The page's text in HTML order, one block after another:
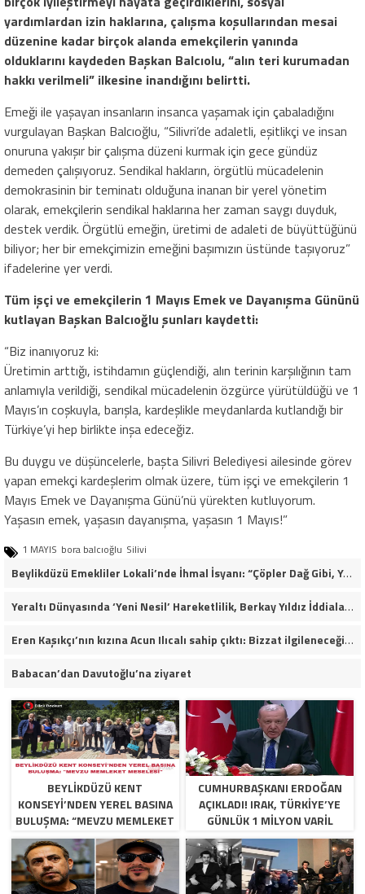
yardımlardan izin haklarına, çalışma koşullarından mesai
düzenine kadar birçok alanda emekçilerin yanında
olduklarını kaydeden Başkan Balcıolu, “alın teri kurumadan
hakkı verilmeli” ilkesine inandığını belirtti.
Emeği ile yaşayan insanların insanca yaşamak için çabaladığını
vurgulayan Başkan Balcıoğlu, “Silivri’de adaletli, eşitlikçi ve insan
onuruna yakışır bir çalışma düzeni kurmak için gece gündüz
demeden çalışıyoruz. Sendikal hakların, örgütlü mücadelenin
demokrasinin bir teminatı olduğuna inanan bir yerel yönetim
olarak, emekçilerin sendikal haklarına her zaman saygı duyduk,
destek verdik. Örgütlü emeğin, üretimi de adaleti de büyüttüğünü
biliyor; her bir emekçimizin emeğini başımızın üstünde taşıyoruz”
ifadelerine yer verdi.
Tüm işçi ve emekçilerin 1 Mayıs Emek ve Dayanışma Gününü
kutlayan Başkan Balcıoğlu şunları kaydetti:
“Biz inanıyoruz ki:
Üretimin arttığı, istihdamın güçlendiği, alın terinin karşılığının tam
anlamıyla verildiği, sendikal mücadelenin özgürce yürütüldüğü ve 1
Mayıs’ın coşkuyla, barışla, kardeşlikle meydanlarda kutlandığı bir
Türkiye’yi hep birlikte inşa edeceğiz.
Bu duygu ve düşüncelerle, başta Silivri Belediyesi ailesinde görev
yapan emekçi kardeşlerim olmak üzere, tüm işçi ve emekçilerin 1
Mayıs Emek ve Dayanışma Günü’nü yürekten kutluyorum.
Yaşasın emek, yaşasın dayanışma, yaşasın 1 Mayıs!”
1 MAYIS bora balcıoğlu Silivi
Beylikdüzü Emekliler Lokali’nde İhmal İsyanı: “Çöpler Dağ Gibi, Yaşlılarımız Kaderine Terk Edildi!”
Yeraltı Dünyasında ‘Yeni Nesil’ Hareketlilik, Berkay Yıldız İddiaları Soruşturma Dosyalarına Yansıdı!
Eren Kaşıkçı’nın kızına Acun Ilıcalı sahip çıktı: Bizzat ilgileneceğim
Babacan’dan Davutoğlu’na ziyaret
BEYLİKDÜZÜ KENT
KONSEYİ’NDEN YEREL BASINA
BULUŞMA: “MEVZU MEMLEKET
MESELESİ
CUMHURBAŞKANI ERDOĞAN
AÇIKLADI! IRAK, TÜRKIYE’YE
GÜNLÜK 1 MILYON VARIL
PETROL VERECEK